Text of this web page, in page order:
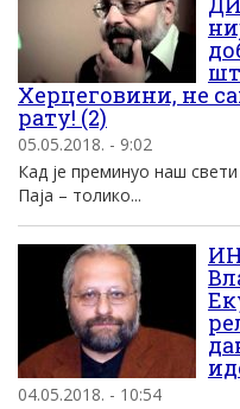
Херцеговини, не
рату! (2)
05.05.2018. - 9:02
Кад је преминуо наш
Паја – толико...
04.05.2018. - 10:54